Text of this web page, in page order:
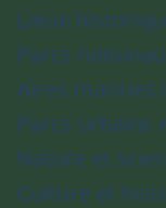
Lieux
Parcs
Aires marines
Parcs urbains
Nature et
Culture et